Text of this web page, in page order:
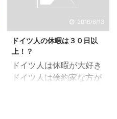
のです。子供の語学を身
につける意味でも、３年
は必要だと考えていま
す。 大学の帰国生試験な
海外滞在年数が５年くら
いになっています。短い
2016/6/13
ドイツ人の休暇は３０日以
上！？
ドイツ人は休暇が大好き
ドイツ人は倹約家な方が